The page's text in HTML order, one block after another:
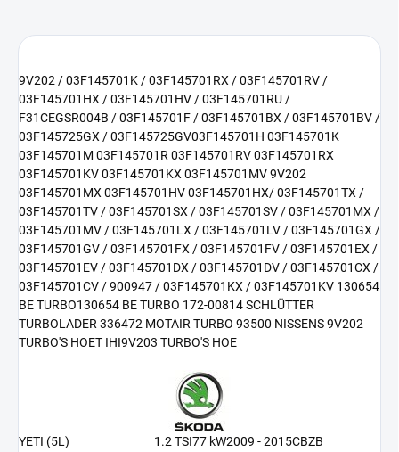
9V202 / 03F145701K / 03F145701RX / 03F145701RV /
03F145701HX / 03F145701HV / 03F145701RU /
F31CEGSR004B / 03F145701F / 03F145701BX / 03F145701BV /
03F145725GX / 03F145725GV03F145701H 03F145701K
03F145701M 03F145701R 03F145701RV 03F145701RX
03F145701KV 03F145701KX 03F145701MV 9V202
03F145701MX 03F145701HV 03F145701HX/ 03F145701TX /
03F145701TV / 03F145701SX / 03F145701SV / 03F145701MX /
03F145701MV / 03F145701LX / 03F145701LV / 03F145701GX /
03F145701GV / 03F145701FX / 03F145701FV / 03F145701EX /
03F145701EV / 03F145701DX / 03F145701DV / 03F145701CX /
03F145701CV / 900947 / 03F145701KX / 03F145701KV 130654
BE TURBO130654 BE TURBO 172-00814 SCHLÜTTER
TURBOLADER 336472 MOTAIR TURBO 93500 NISSENS 9V202
TURBO'S HOET IHI9V203 TURBO'S HOE
YETI (5L) 1.2 TSI77 kW2009 - 2015CBZB